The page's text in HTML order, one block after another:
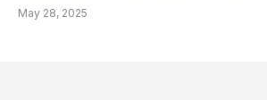
May 28, 2025